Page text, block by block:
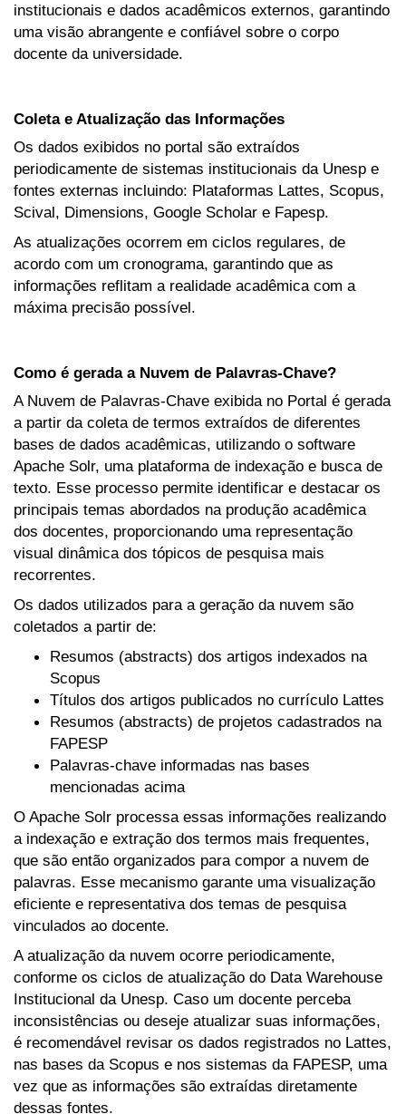
institucionais e dados acadêmicos externos, garantindo
uma visão abrangente e confiável sobre o corpo
docente da universidade.
Coleta e Atualização das Informações
Os dados exibidos no portal são extraídos
periodicamente de sistemas institucionais da Unesp e
fontes externas incluindo: Plataformas Lattes, Scopus,
Scival, Dimensions, Google Scholar e Fapesp.
As atualizações ocorrem em ciclos regulares, de
acordo com um cronograma, garantindo que as
informações reflitam a realidade acadêmica com a
máxima precisão possível.
Como é gerada a Nuvem de Palavras-Chave?
A Nuvem de Palavras-Chave exibida no Portal é gerada
a partir da coleta de termos extraídos de diferentes
bases de dados acadêmicas, utilizando o software
Apache Solr, uma plataforma de indexação e busca de
texto. Esse processo permite identificar e destacar os
principais temas abordados na produção acadêmica
dos docentes, proporcionando uma representação
visual dinâmica dos tópicos de pesquisa mais
recorrentes.
Os dados utilizados para a geração da nuvem são
coletados a partir de:
Resumos (abstracts) dos artigos indexados na
Scopus
Títulos dos artigos publicados no currículo Lattes
Resumos (abstracts) de projetos cadastrados na
FAPESP
Palavras-chave informadas nas bases
mencionadas acima
O Apache Solr processa essas informações realizando
a indexação e extração dos termos mais frequentes,
que são então organizados para compor a nuvem de
palavras. Esse mecanismo garante uma visualização
eficiente e representativa dos temas de pesquisa
vinculados ao docente.
A atualização da nuvem ocorre periodicamente,
conforme os ciclos de atualização do Data Warehouse
Institucional da Unesp. Caso um docente perceba
inconsistências ou deseje atualizar suas informações,
é recomendável revisar os dados registrados no Lattes,
nas bases da Scopus e nos sistemas da FAPESP, uma
vez que as informações são extraídas diretamente
dessas fontes.